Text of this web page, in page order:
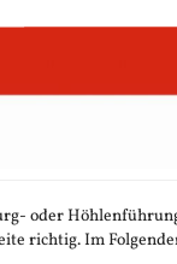
oder
richtig. Im